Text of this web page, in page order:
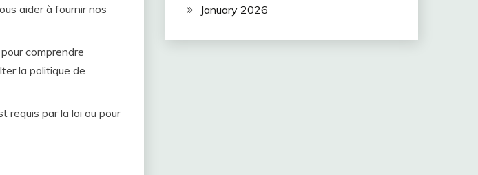
aider à fournir nos
comprendre
la politique de
requis par la loi ou pour
January 2026